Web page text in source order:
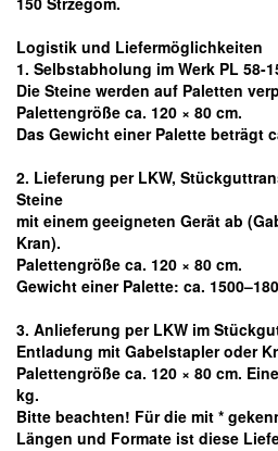
Logistik und Liefermöglichkeiten
1. Selbstabholung im Werk PL 58-
Die Steine werden auf Paletten
Palettengröße ca. 120 × 80 cm.
Das Gewicht einer Palette beträgt
2. Lieferung per LKW,
Steine
mit einem geeigneten Gerät ab
Kran).
Palettengröße ca. 120 × 80 cm.
Gewicht einer Palette: ca.
3. Anlieferung per LKW im
Entladung mit Gabelstapler oder
Palettengröße ca. 120 × 80 cm.
kg.
Bitte beachten! Für die mit *
Längen und Formate ist diese